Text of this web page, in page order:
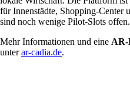
für Innenstädte, Shopping-Center
sind noch wenige Pilot-Slots offen.
Mehr Informationen und eine AR-
unterar-cadia.de.